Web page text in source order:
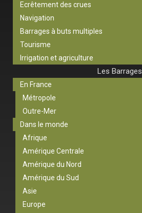
Ecrêtement des crues
Navigation
Barrages à buts multiples
Tourisme
Irrigation et agriculture
Les Barrages
En France
Métropole
Outre-Mer
Dans le monde
Afrique
Amérique Centrale
Amérique du Nord
Amérique du Sud
Asie
Europe